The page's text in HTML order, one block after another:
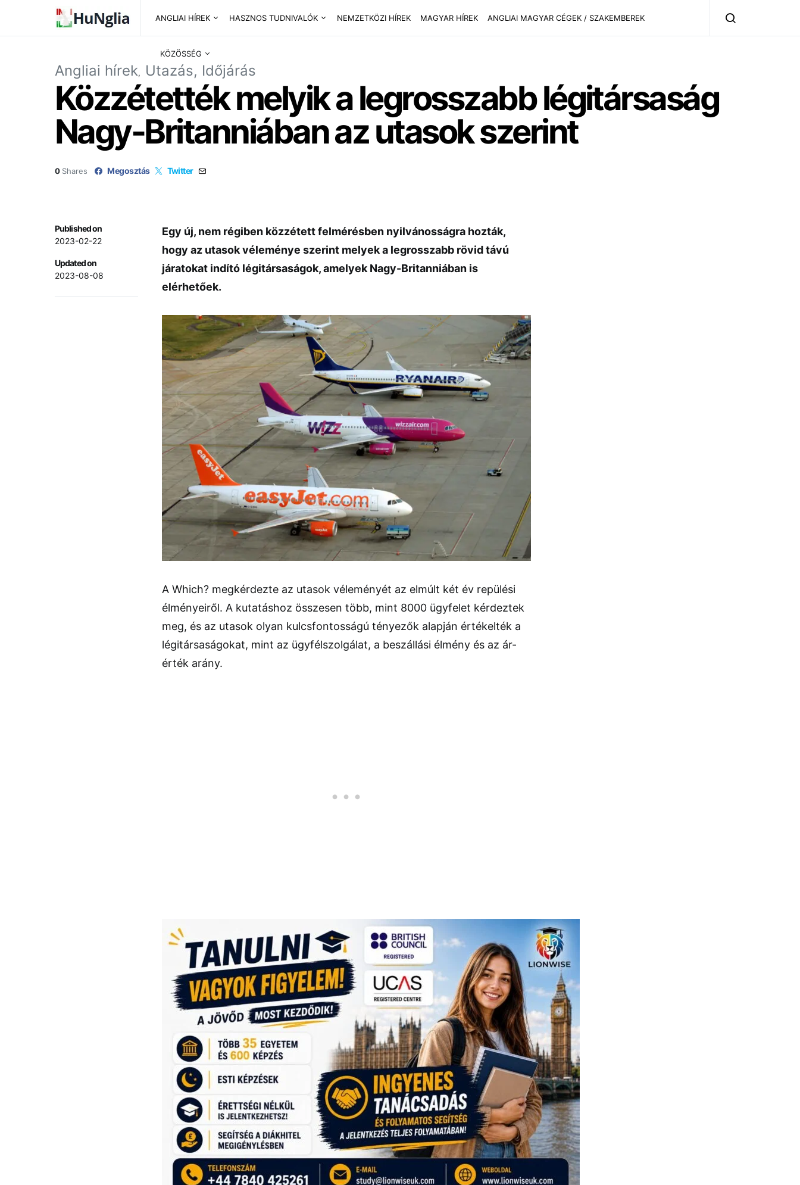
ANGLIAI HÍREK HASZNOS TUDNIVALÓK NEMZETKÖZI HÍREK MAGYAR HÍREK ANGLIAI MAGYAR CÉGEK / SZAKEMBEREK
KÖZÖSSÉG
Angliai hírek Utazás, Időjárás
Közzétették melyik a legrosszabb légitársaság
Nagy-Britanniában az utasok szerint
0 Shares Megosztás Twitter
Published on
2023-02-22
Updated on
2023-08-08
Egy új, nem régiben közzétett felmérésben nyilvánosságra hozták,
hogy az utasok véleménye szerint melyek a legrosszabb rövid távú
járatokat indító légitársaságok, amelyek Nagy-Britanniában is
elérhetőek.
A Which? megkérdezte az utasok véleményét az elmúlt két év repülési
élményeiről. A kutatáshoz összesen több, mint 8000 ügyfelet kérdeztek
meg, és az utasok olyan kulcsfontosságú tényezők alapján értékelték a
légitársaságokat, mint az ügyfélszolgálat, a beszállási élmény és az ár-
érték arány.